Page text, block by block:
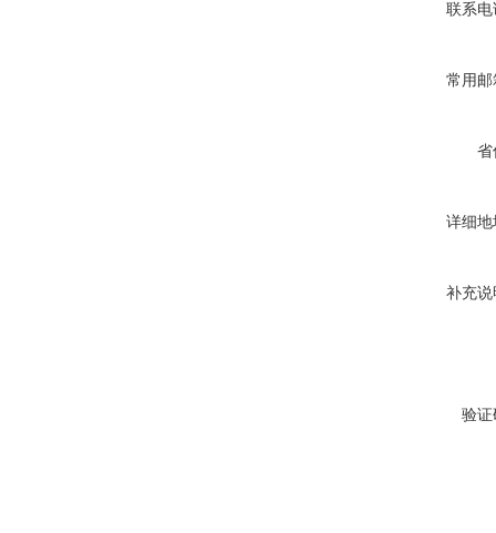
联系电
常用邮
省
详细地
补充说
验证